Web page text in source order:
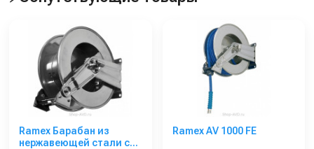
Ramex Барабан из
нержавеющей стали с
Ramex AV 1000 FE